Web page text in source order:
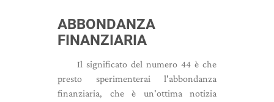
ABBONDANZA
FINANZIARIA
Il significato del numero 44 è che
presto sperimenterai l'abbondanza
finanziaria, che è un'ottima notizia